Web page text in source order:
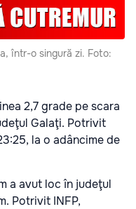
într-o singură zi. Foto:
2,7 grade pe scara
Galaţi. Potrivit
la o adâncime de
a avut loc în judeţul
Potrivit INFP,